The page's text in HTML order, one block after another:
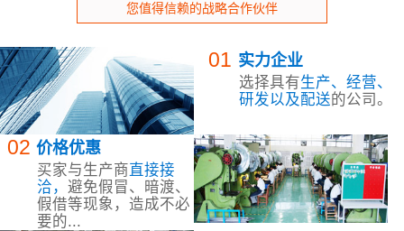
您值得信赖的战略合作伙伴
01 实力企业
选择具有生产、经营、
研发以及配送的公司。
02 价格优惠
买家与生产商直接接
洽，避免假冒、暗渡、
假借等现象，造成不必
要的...